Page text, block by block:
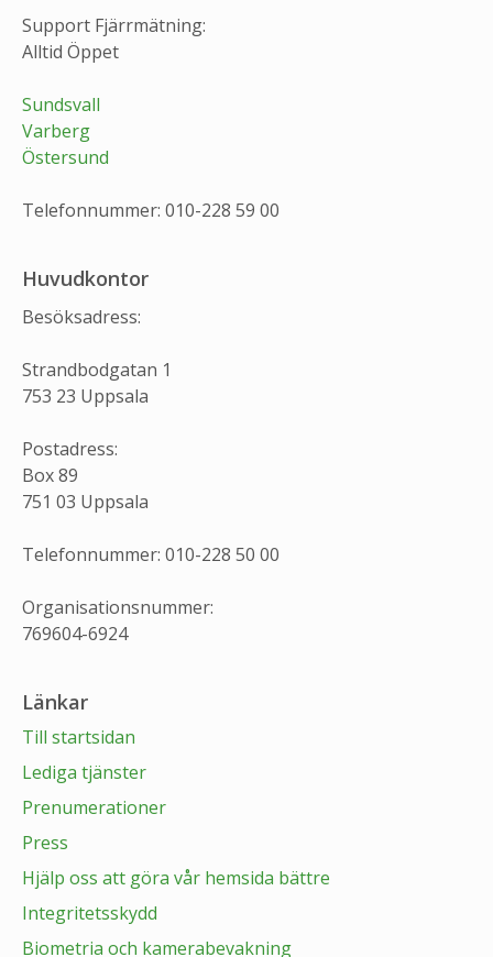
Support Fjärrmätning:
Alltid Öppet
Sundsvall
Varberg
Östersund
Telefonnummer: 010-228 59 00
Huvudkontor
Besöksadress:
Strandbodgatan 1
753 23 Uppsala
Postadress:
Box 89
751 03 Uppsala
Telefonnummer: 010-228 50 00
Organisationsnummer:
769604-6924
Länkar
Till startsidan
Lediga tjänster
Prenumerationer
Press
Hjälp oss att göra vår hemsida bättre
Integritetsskydd
Biometria och kamerabevakning